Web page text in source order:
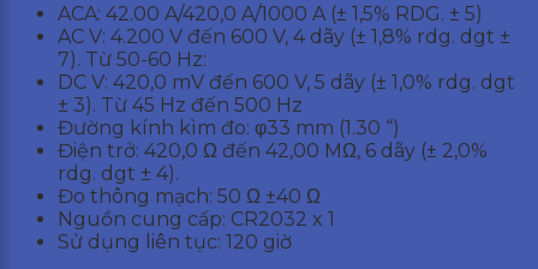
ACA: 42.00 A/420,0 A/1000 A (± 1,5% RDG. ± 5)
AC V: 4.200 V đến 600 V, 4 dãy (± 1,8% rdg. dgt ±
7). Từ 50-60 Hz:
DC V: 420,0 mV đến 600 V, 5 dãy (± 1,0% rdg. dgt
± 3). Từ 45 Hz đến 500 Hz
Đường kính kìm đo: φ33 mm (1.30 “)
Điện trở: 420,0 Ω đến 42,00 MΩ, 6 dãy (± 2,0%
rdg. dgt ± 4).
Đo thông mạch: 50 Ω ±40 Ω
Nguồn cung cấp: CR2032 x 1
Sử dụng liên tục: 120 giờ